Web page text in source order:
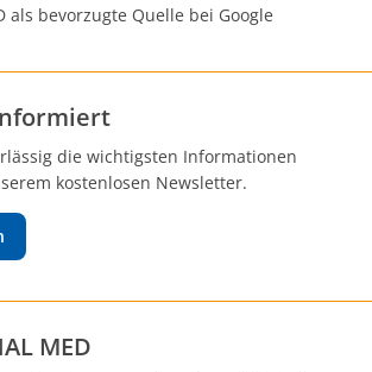
als bevorzugte Quelle bei Google
die wichtigsten Informationen
kostenlosen Newsletter.
MED